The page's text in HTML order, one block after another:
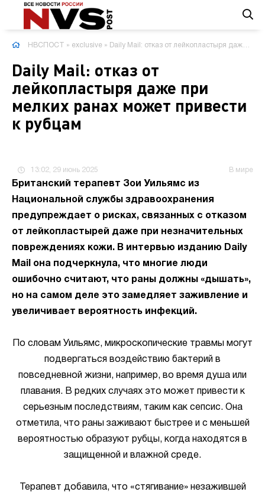
НВСПОСТ » exclusive » Daily Mail: отказ от лейкопластыря даже при мелких ранах может привести к рубцам
Daily Mail: отказ от
лейкопластыря даже при
мелких ранах может привести
к рубцам
13:02, 29 июнь 2025 В мире
Британский терапевт Зои Уильямс из
Национальной службы здравоохранения
предупреждает о рисках, связанных с отказом
от лейкопластырей даже при незначительных
повреждениях кожи. В интервью изданию Daily
Mail она подчеркнула, что многие люди
ошибочно считают, что раны должны «дышать»,
но на самом деле это замедляет заживление и
увеличивает вероятность инфекций.
По словам Уильямс, микроскопические травмы могут
подвергаться воздействию бактерий в
повседневной жизни, например, во время душа или
плавания. В редких случаях это может привести к
серьезным последствиям, таким как сепсис. Она
отметила, что раны заживают быстрее и с меньшей
вероятностью образуют рубцы, когда находятся в
защищенной и влажной среде.
Терапевт добавила, что «стягивание» незажившей